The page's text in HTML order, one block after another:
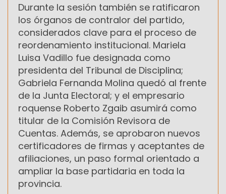
Durante la sesión también se ratificaron
los órganos de contralor del partido,
considerados clave para el proceso de
reordenamiento institucional. Mariela
Luisa Vadillo fue designada como
presidenta del Tribunal de Disciplina;
Gabriela Fernanda Molina quedó al frente
de la Junta Electoral; y el empresario
roquense Roberto Zgaib asumirá como
titular de la Comisión Revisora de
Cuentas. Además, se aprobaron nuevos
certificadores de firmas y aceptantes de
afiliaciones, un paso formal orientado a
ampliar la base partidaria en toda la
provincia.